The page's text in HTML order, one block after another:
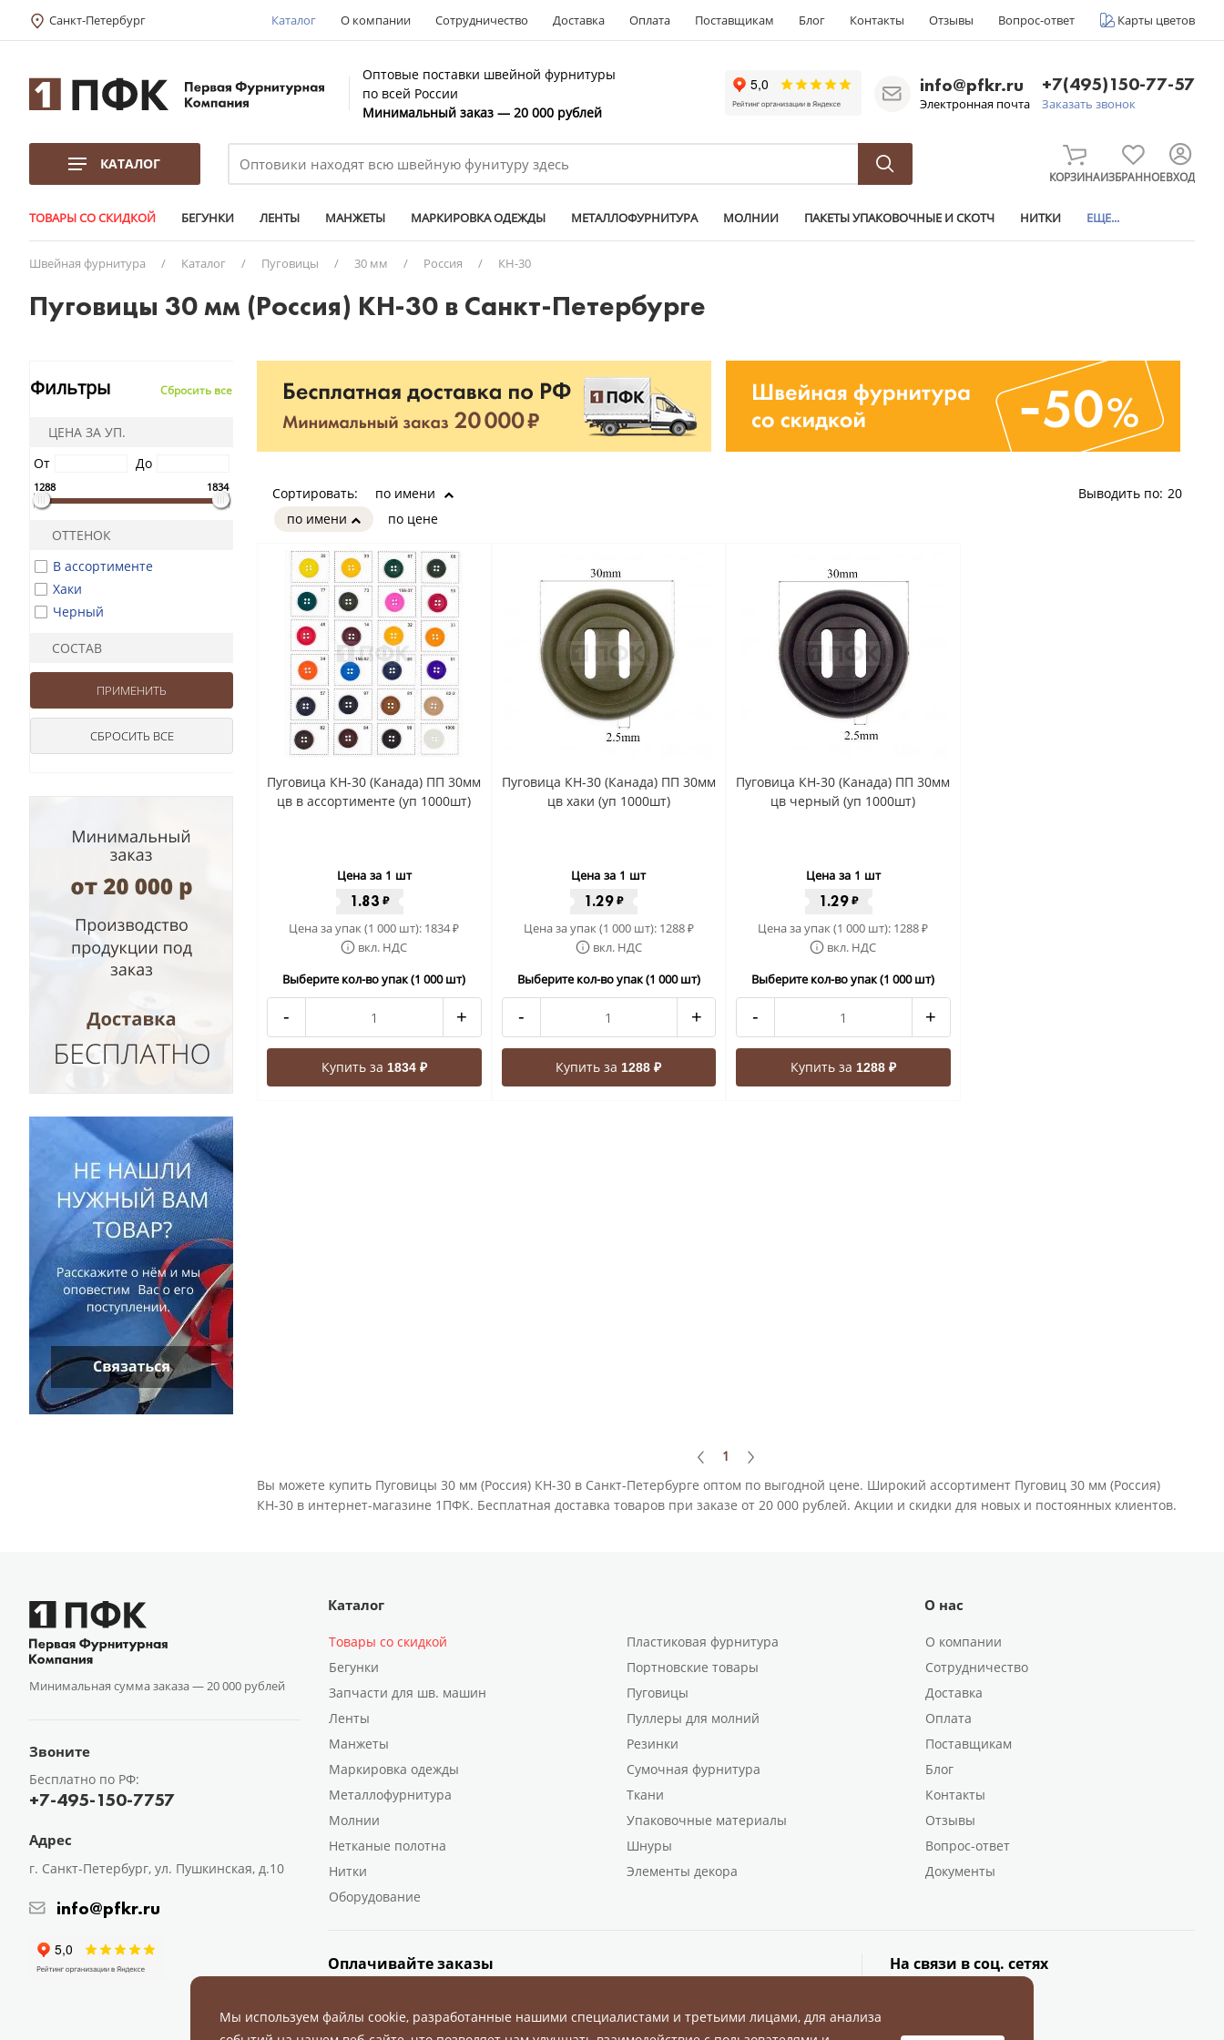
Санкт-Петербург Каталог О компании Сотрудничество Доставка Оплата Поставщикам Блог Контакты Отзывы Вопрос-ответ Карты цветов
Оптовые поставки швейной фурнитуры
по всей России
Минимальный заказ — 20 000 рублей
info@pfkr.ru
Электронная почта
+7(495)150-77-57
Заказать звонок
КАТАЛОГ
КОРЗИНАИЗБРАННОЕВХОД
ТОВАРЫ СО СКИДКОЙ БЕГУНКИ ЛЕНТЫ МАНЖЕТЫ МАРКИРОВКА ОДЕЖДЫ МЕТАЛЛОФУРНИТУРА МОЛНИИ ПАКЕТЫ УПАКОВОЧНЫЕ И СКОТЧ НИТКИ ЕЩЕ...
Швейная фурнитура / Каталог / Пуговицы / 30 мм / Россия / КН-30
Пуговицы 30 мм (Россия) КН-30 в Санкт-Петербурге
Фильтры Сбросить все
ЦЕНА ЗА УП.
От
До
1288 1834
ОТТЕНОК
В ассортименте
Хаки
Черный
СОСТАВ
Сортировать:
по имени
по цене
по имени Выводить по: 20
Пуговица КН-30 (Канада) ПП 30мм
цв в ассортименте (уп 1000шт)
Цена за 1 шт
1.83 ₽
Цена за упак (1 000 шт): 1834₽
вкл. НДС
Выберите кол-во упак (1 000 шт)
- +
Купить за 1834 ₽
Пуговица КН-30 (Канада) ПП 30мм
цв хаки (уп 1000шт)
Цена за 1 шт
1.29₽
Цена за упак (1 000 шт): 1288₽
вкл. НДС
Выберите кол-во упак (1 000 шт)
- +
Купить за1288 ₽
Пуговица КН-30 (Канада) ПП 30мм
цв черный (уп 1000шт)
Цена за 1 шт
1.29₽
Цена за упак (1 000 шт): 1288₽
вкл. НДС
Выберите кол-во упак (1 000 шт)
- +
Купить за 1288 ₽
1
Вы можете купить Пуговицы 30 мм (Россия) КН-30 в Санкт-Петербурге оптом по выгодной цене. Широкий ассортимент Пуговиц 30 мм (Россия)
КН-30 в интернет-магазине 1ПФК. Бесплатная доставка товаров при заказе от 20 000 рублей. Акции и скидки для новых и постоянных клиентов.
Минимальная сумма заказа —20 000 рублей
Звоните
Бесплатно по РФ:
+7-495-150-7757
Адрес
г. Санкт-Петербург, ул. Пушкинская, д.10
info@pfkr.ru
Каталог
Товары со скидкой
Бегунки
Запчасти для шв. машин
Ленты
Манжеты
Маркировка одежды
Металлофурнитура
Молнии
Нетканые полотна
Нитки
Оборудование
Пластиковая фурнитура
Портновские товары
Пуговицы
Пуллеры для молний
Резинки
Сумочная фурнитура
Ткани
Упаковочные материалы
Шнуры
Элементы декора
О нас
О компании
Сотрудничество
Доставка
Оплата
Поставщикам
Блог
Контакты
Отзывы
Вопрос-ответ
Документы
Оплачивайте заказы На связи в соц. сетях
Мы используем файлы cookie, разработанные нашими специалистами и третьими лицами, для анализа